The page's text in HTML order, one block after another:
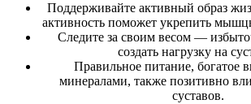
Поддерживайте активный образ
активность поможет укрепить
Следите за своим весом —
создать нагрузку на
Правильное питание, богатое
минералами, также позитивно
суставов.